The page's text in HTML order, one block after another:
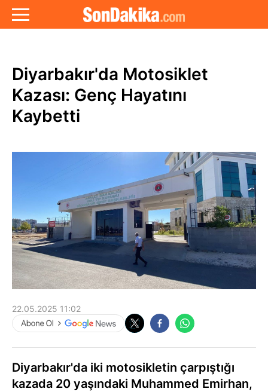
Diyarbakır'da Motosiklet
Kazası: Genç Hayatını
Kaybetti
22.05.2025 11:02
Diyarbakır'da iki motosikletin çarpıştığı
kazada 20 yaşındaki Muhammed Emirhan,